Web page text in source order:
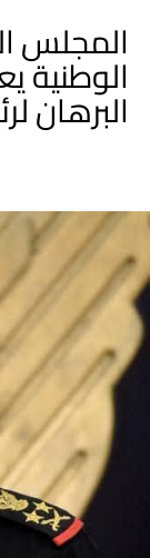
المجلس
الوطنية
البرهان